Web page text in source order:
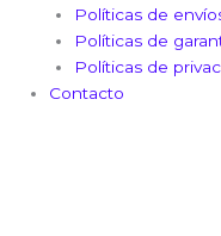
Políticas de
Políticas de
Políticas de
Contacto